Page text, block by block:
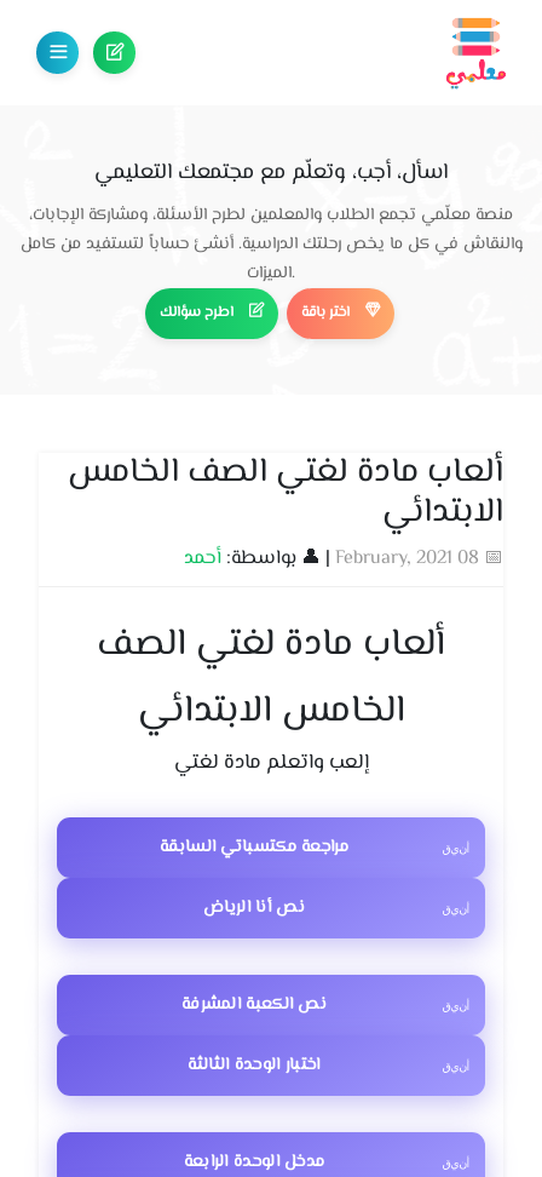
اسأل، أجب، وتعلّم مع مجتمعك التعليمي
منصة معلّمي تجمع الطلاب والمعلمين لطرح الأسئلة، ومشاركة الإجابات،
والنقاش في كل ما يخص رحلتك الدراسية. أنشئ حساباً لتستفيد من كامل
الميزات.
اطرح سؤالك اختر باقة
ألعاب مادة لغتي الصف الخامس
الابتدائي
📅 08 February, 2021 | 👤 بواسطة: أحمد
ألعاب مادة لغتي الصف
الخامس الابتدائي
إلعب واتعلم مادة لغتي
مراجعة مكتسباتي السابقة
نص أنا الرياض
نص الكعبة المشرفة
اختبار الوحدة الثالثة
مدخل الوحدة الرابعة